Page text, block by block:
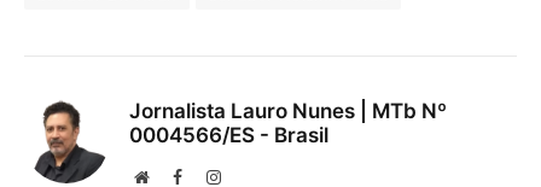
Jornalista Lauro Nunes | MTb Nº
0004566/ES - Brasil
WebsiteFacebookInstagram